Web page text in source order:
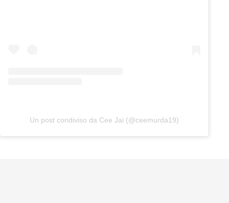
Un post condiviso da Cee Jai (@ceemurda19)